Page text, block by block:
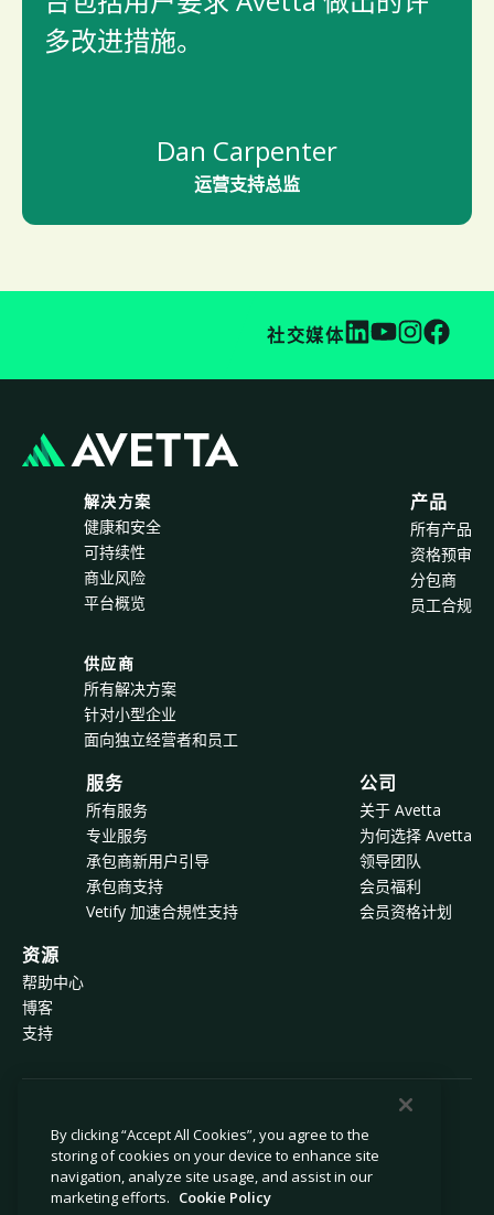
多改进措施。
Dan Carpenter
运营支持总监
社交媒体
解决方案
健康和安全
可持续性
商业风险
平台概览
供应商
所有解决方案
针对小型企业
面向独立经营者和员工
产品
所有产品
资格预审
分包商
员工合规
服务
所有服务
专业服务
承包商新用户引导
承包商支持
Vetify 加速合規性支持
公司
关于 Avetta
为何选择 Avetta
领导团队
会员福利
会员资格计划
资源
帮助中心
博客
支持
© 2026 Avetta, LLC 版权所有。
隐私政策
Cookie 政策
By clicking “Accept All Cookies”, you agree to the
storing of cookies on your device to enhance site
navigation, analyze site usage, and assist in our
marketing efforts. Cookie Policy